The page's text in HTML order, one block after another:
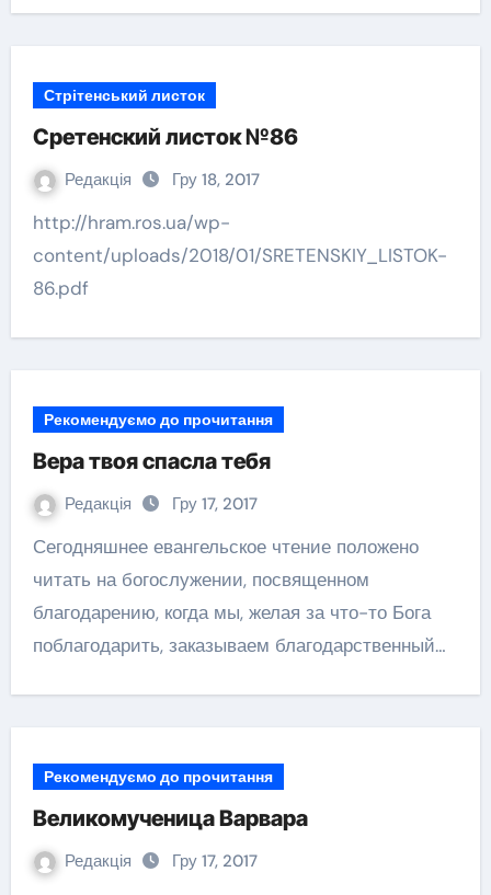
Стрітенський листок
Сретенский листок №86
Редакція Гру 18, 2017
http://hram.ros.ua/wp-
content/uploads/2018/01/SRETENSKIY_LISTOK-
86.pdf
Рекомендуємо до прочитання
Вера твоя спасла тебя
Редакція Гру 17, 2017
Сегодняшнее евангельское чтение положено
читать на богослужении, посвященном
благодарению, когда мы, желая за что-то Бога
поблагодарить, заказываем благодарственный…
Рекомендуємо до прочитання
Великомученица Варвара
Редакція Гру 17, 2017